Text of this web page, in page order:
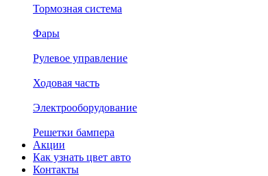
Тормозная система
Фары
Рулевое управление
Ходовая часть
Электрооборудование
Решетки бампера
Акции
Как узнать цвет авто
Контакты